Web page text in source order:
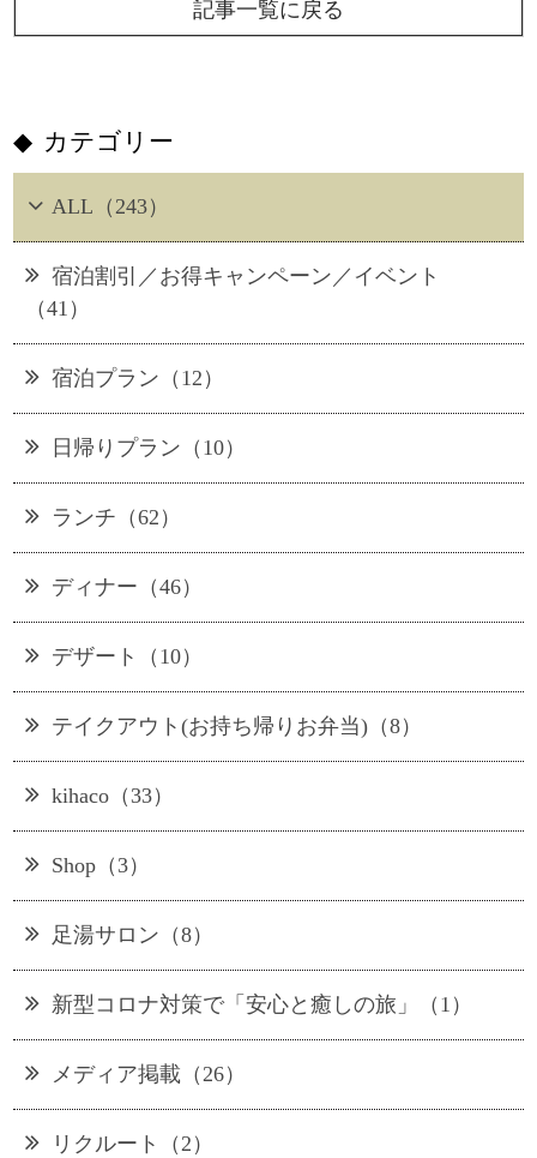
記事一覧に戻る
カテゴリー
ALL（243）
宿泊割引／お得キャンペーン／イベント
（41）
宿泊プラン（12）
日帰りプラン（10）
ランチ（62）
ディナー（46）
デザート（10）
テイクアウト(お持ち帰りお弁当)（8）
kihaco（33）
Shop（3）
足湯サロン（8）
新型コロナ対策で「安心と癒しの旅」（1）
メディア掲載（26）
リクルート（2）